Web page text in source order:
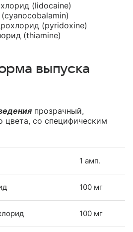
(lidocaine)
(pyridoxine)
(thiamine)
выпуска
прозрачный,
цвета, со специфическим
1 амп.
100 мг
100 мг